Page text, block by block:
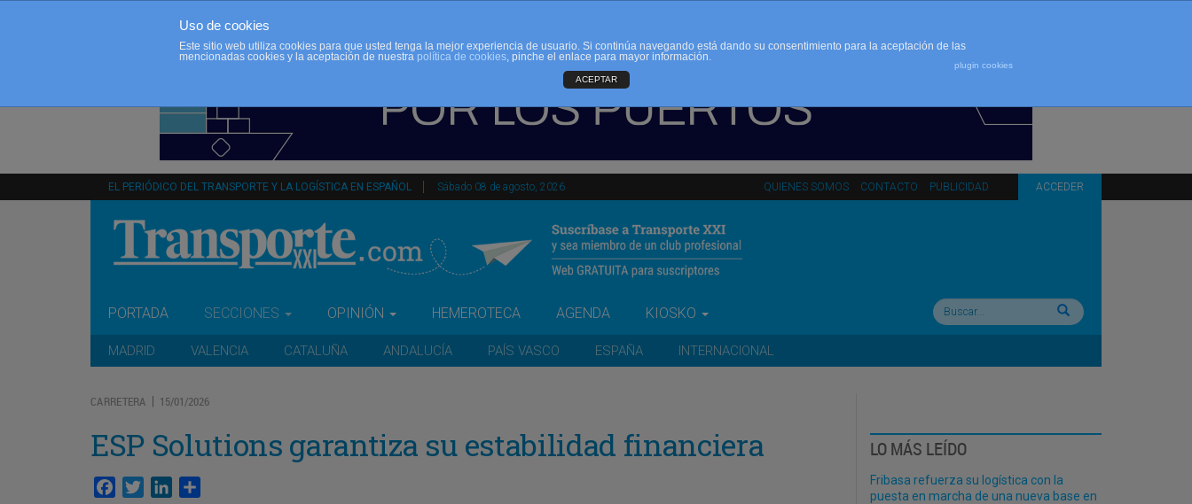
QUIENES SOMOS CONTACTO PUBLICIDAD ACCEDER
EL PERIÓDICO DEL TRANSPORTE Y LA LOGÍSTICA EN ESPAÑOL Sábado 08 de agosto, 2026
PORTADA SECCIONES OPINIÓN HEMEROTECA AGENDA KIOSKO Buscar:
MADRID VALENCIA CATALUÑA ANDALUCÍA PAÍS VASCO ESPAÑA INTERNACIONAL
CARRETERA 15/01/2026
ESP Solutions garantiza su estabilidad financiera
Facebook
TwitterLinkedIn
LO MÁS LEÍDO
Fribasa refuerza su logística con la
puesta en marcha de una nueva base en
Uso de cookies
Este sitio web utiliza cookies para que usted tenga la mejor experiencia de usuario. Si continúa navegando está dando su consentimiento para la aceptación de las
mencionadas cookies y la aceptación de nuestra política de cookies, pinche el enlace para mayor información.
plugin cookies
ACEPTAR